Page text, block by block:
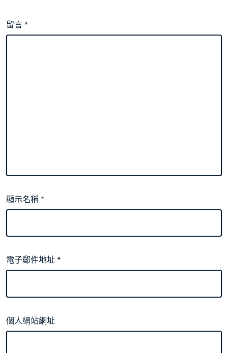
留言*
顯示名稱*
電子郵件地址*
個人網站網址